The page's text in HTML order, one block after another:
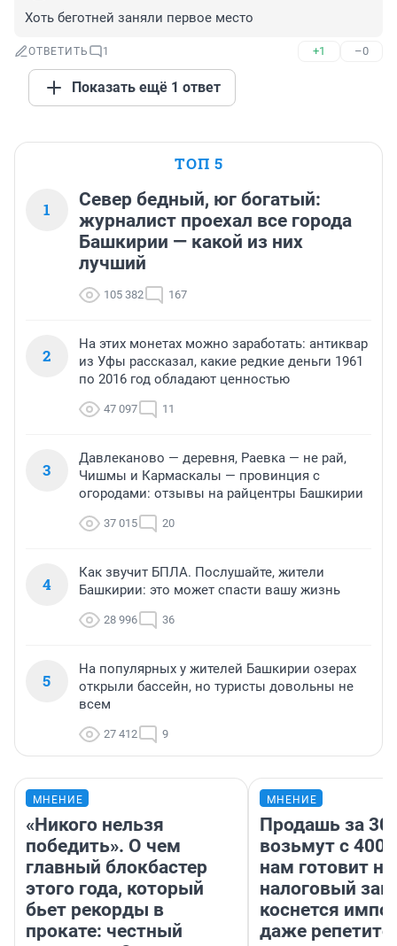
Хоть беготней заняли первое место
ОТВЕТИТЬ 1 +1 –0
Показать ещё 1 ответ
ТОП 5
1
Север бедный, юг богатый:
журналист проехал все города
Башкирии — какой из них
лучший
105 382 167
2
На этих монетах можно заработать: антиквар
из Уфы рассказал, какие редкие деньги 1961
по 2016 год обладают ценностью
47 097 11
3
Давлеканово — деревня, Раевка — не рай,
Чишмы и Кармаскалы — провинция с
огородами: отзывы на райцентры Башкирии
37 015 20
4
Как звучит БПЛА. Послушайте, жители
Башкирии: это может спасти вашу жизнь
28 996 36
5
На популярных у жителей Башкирии озерах
открыли бассейн, но туристы довольны не
всем
27 412 9
МНЕНИЕ
«Никого нельзя
победить». О чем
главный блокбастер
этого года, который
бьет рекорды в
прокате: честный
МНЕНИЕ
Продашь за
возьмут с
нам готовит
налоговый
коснется
даже